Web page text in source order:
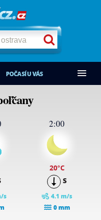
POČASÍ U VÁS
s
2:00
20°C
S
4.1 m/s
0 mm